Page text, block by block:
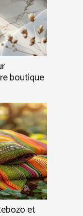
boutique
et